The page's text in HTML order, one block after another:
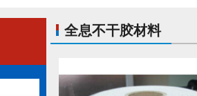
全息不干胶材料